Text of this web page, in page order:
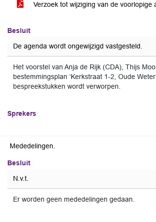
Verzoek tot wijziging van de voorlopige
Besluit
De agenda wordt ongewijzigd vastgesteld.
Het voorstel van Anja de Rijk (CDA), Thijs
bestemmingsplan ‘Kerkstraat 1-2, Oude
bespreekstukken wordt verworpen.
Sprekers
Mededelingen.
Besluit
N.v.t.
Er worden geen mededelingen gedaan.